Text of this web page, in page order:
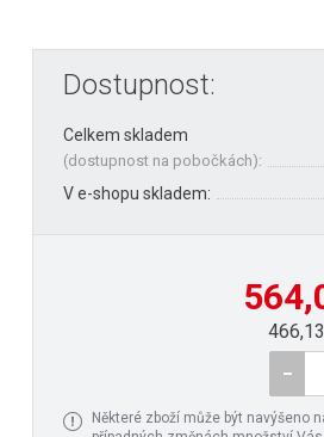
Dostupnost:
Celkem skladem
(dostupnost na pobočkách):
V e-shopu skladem:
Některé zboží může být navýšeno